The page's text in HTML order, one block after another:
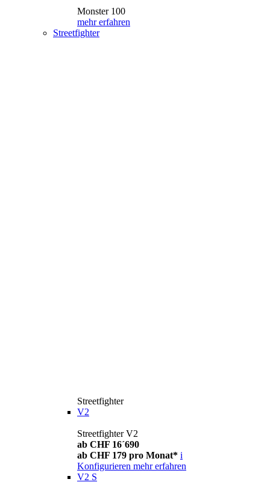
Monster 100
mehr erfahren
Streetfighter
Streetfighter
V2
Streetfighter V2
ab CHF 16´690
ab CHF 179 pro Monat* i
Konfigurieren mehr erfahren
V2 S